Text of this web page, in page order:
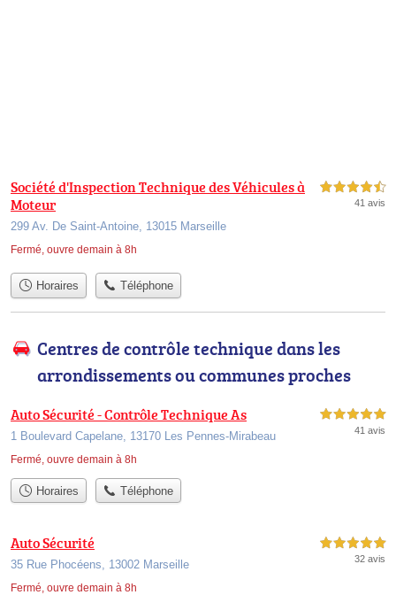
Société d'Inspection Technique des Véhicules à
Moteur
299 Av. De Saint-Antoine, 13015 Marseille
Fermé, ouvre demain à 8h
4,5 étoiles sur 5
41 avis
Horaires Téléphone
Centres de contrôle technique dans les
arrondissements ou communes proches
Auto Sécurité - Contrôle Technique As
1 Boulevard Capelane, 13170 Les Pennes-Mirabeau
Fermé, ouvre demain à 8h
5,0 étoiles sur 5
41 avis
Horaires Téléphone
Auto Sécurité
35 Rue Phocéens, 13002 Marseille
Fermé, ouvre demain à 8h
5,0 étoiles sur 5
32 avis